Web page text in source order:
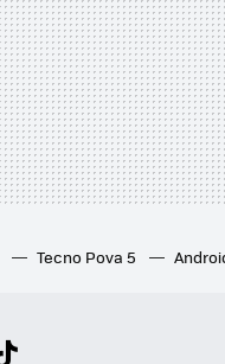
Tecno Pova 5